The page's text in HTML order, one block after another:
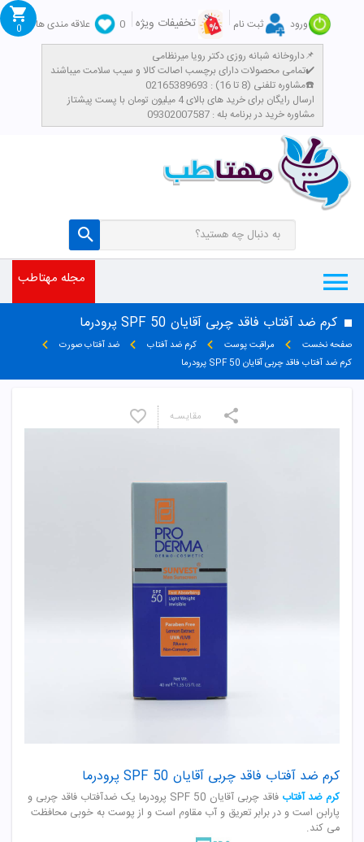
ورود ثبت نام تخفیفات ویژه 0
علاقه مندی ها
داروخانه شبانه روزی دکتر رویا میرنظامی📌
تمامی محصولات دارای برچسب اصالت کالا و سیب سلامت میباشند✔️
مشاوره تلفنی (8 تا 16) : 02165389693☎️
​ارسال رایگان برای خرید های بالای 4 میلیون تومان با پست پیشتاز
مشاوره خرید در برنامه بله : 09302007587
0
مجله مهتاطب
کرم ضد آفتاب فاقد چربی آقایان SPF 50 پرودرما
صفحه نخست مراقبت پوست کرم ضد آفتاب
ضد آفتاب صورت
کرم ضد آفتاب فاقد چربی آقایان SPF 50 پرودرما
کرم ضد آفتاب فاقد چربی آقایان SPF 50 پرودرما
کرم ضد آفتاب
فاقد چربی آقایان SPF 50 پرودرما یک ضدآفتاب فاقد چربی و
پارابن است و در برابر تعریق و آب مقاوم است و از پوست به خوبی محافظت
می کند.
مقایسـه